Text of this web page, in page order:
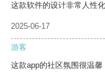
这款软件的设计非常人性
2025-06-17
游客
这款app的社区氛围很温馨